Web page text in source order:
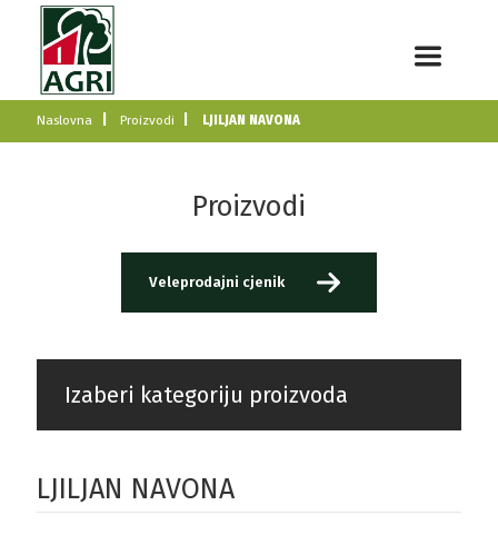
Naslovna Proizvodi LJILJAN NAVONA
Proizvodi
Veleprodajni cjenik
Izaberi kategoriju proizvoda
LJILJAN NAVONA